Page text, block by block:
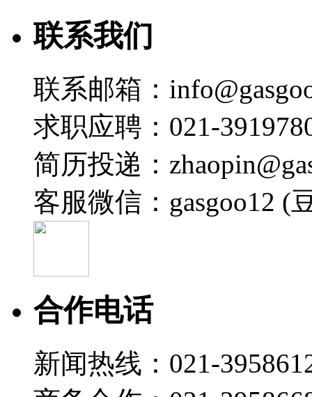
联系我们
联系邮箱：
求职应聘：021-
简历投递：
客服微信：gasgoo12 (
合作电话
新闻热线：021-